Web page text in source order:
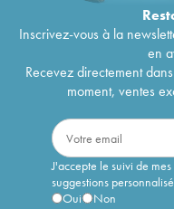
Inscrivez-vous à la
en
Recevez directement
moment, ventes
J'accepte le suivi de
suggestions
Oui
Non